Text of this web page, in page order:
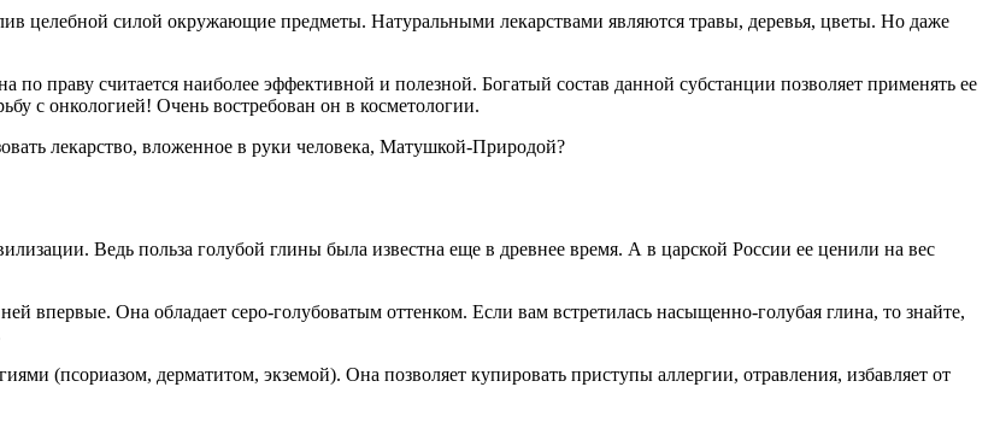
целебной силой окружающие предметы. Натуральными лекарствами являются травы, деревья, цветы. Но даже
праву считается наиболее эффективной и полезной. Богатый состав данной субстанции позволяет применять ее
с онкологией! Очень востребован он в косметологии.
лекарство, вложенное в руки человека, Матушкой-Природой?
Ведь польза голубой глины была известна еще в древнее время. А в царской России ее ценили на вес
впервые. Она обладает серо-голубоватым оттенком. Если вам встретилась насыщенно-голубая глина, то знайте,
(псориазом, дерматитом, экземой). Она позволяет купировать приступы аллергии, отравления, избавляет от